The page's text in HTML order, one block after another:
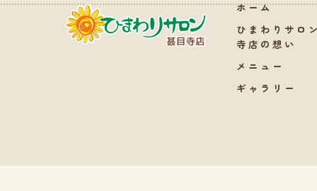
ホーム
ひまわりサロ
寺店の想い
メニュー
ギャラリー